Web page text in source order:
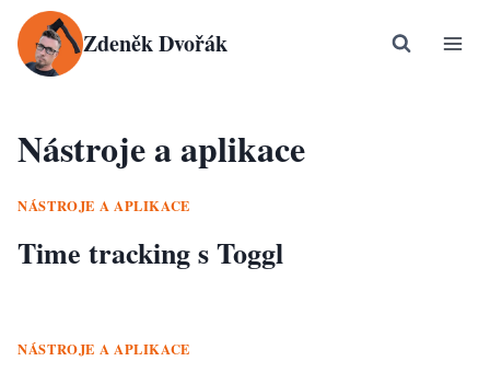
Přeskočit
obsah
Zdeněk Dvořák
Nástroje a aplikace
NÁSTROJE A APLIKACE
Time tracking s Toggl
NÁSTROJE A APLIKACE